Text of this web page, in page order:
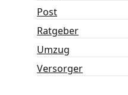
Post
Ratgeber
Umzug
Versorger